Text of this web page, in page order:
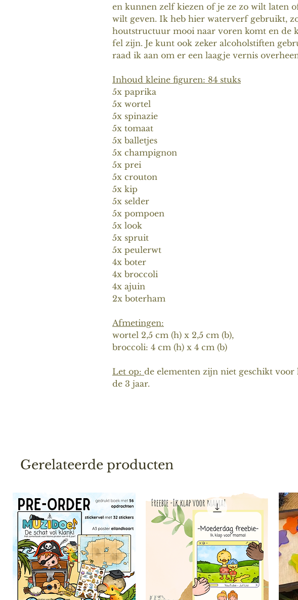
en kunnen zelf kiezen of je ze zo wilt laten
wilt geven. Ik heb hier waterverf gebruikt,
houtstructuur mooi naar voren komt en de
fel zijn. Je kunt ook zeker alcoholstiften
raad ik aan om er een laagje vernis
Inhoud kleine figuren: 84 stuks
5x paprika
5x wortel
5x spinazie
5x tomaat
5x balletjes
5x champignon
5x prei
5x crouton
5x kip
5x selder
5x pompoen
5x look
5x spruit
5x peulerwt
4x boter
4x broccoli
4x ajuin
2x boterham
Afmetingen:
wortel 2,5 cm (h) x 2,5 cm (b),
broccoli: 4 cm (h) x 4 cm (b)
Let op: de elementen zijn niet geschikt
de 3 jaar.
Gerelateerde producten